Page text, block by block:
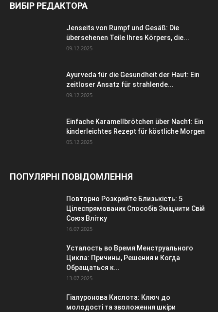
ВИБІР РЕДАКТОРА
Jenseits von Rumpf und Gesäß: Die
übersehenen Teile Ihres Körpers, die...
09.12.2025
Ayurveda für die Gesundheit der Haut: Ein
zeitloser Ansatz für strahlende...
09.12.2025
Einfache Karamellbrötchen über Nacht: Ein
kinderleichtes Rezept für köstliche Morgen
05.12.2025
ПОПУЛЯРНІ ПОВІДОМЛЕННЯ
Повторно Розкрийте Близькість: 5
Цілеспрямованих Способів Зміцнити Свій
Союз Влітку
16.07.2025
Усталость во Время Менструального
Цикла: Причины, Решения и Когда
Обращаться к...
13.07.2025
Гіалуронова Кислота: Ключ до
молодості та зволоження шкіри